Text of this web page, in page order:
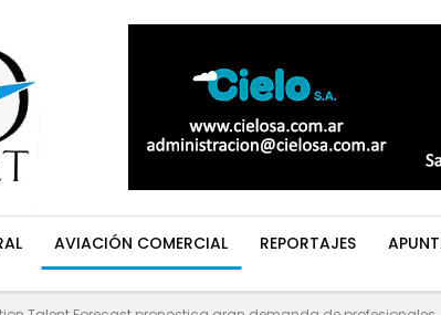
AVIACIÓN COMERCIAL REPORTAJES